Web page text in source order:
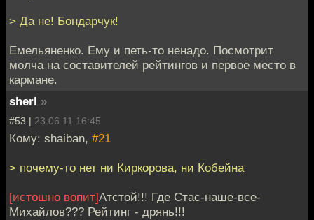
> Да не! Бондарчук!
Емельяненко. Ему и петь-то ненадо. Посмотрит
молча на составителей рейтингов и первое место в
кармане.
sherl »
#53 | 23.06.11 16:45
Кому: shaiban, #21
> почему-то нет ни Киркорова, ни Кобейна
[истошно вопит]Атстой!!! Где Стас-наше-все-
Михайлов??? Рейтинг - дрянь!!!